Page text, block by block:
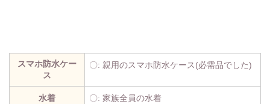
スマホ防水ケー
ス
〇: 親用のスマホ防水ケース(必需品でした)
水着 〇: 家族全員の水着